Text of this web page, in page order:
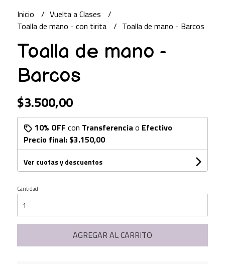
Inicio
Vuelta a Clases
Toalla de mano - con tirita
Toalla de mano - Barcos
Toalla de mano -
Barcos
$3.500,00
10% OFF con Transferencia o Efectivo
Precio final: $3.150,00
Ver cuotas y descuentos
Cantidad
AGREGAR AL CARRITO